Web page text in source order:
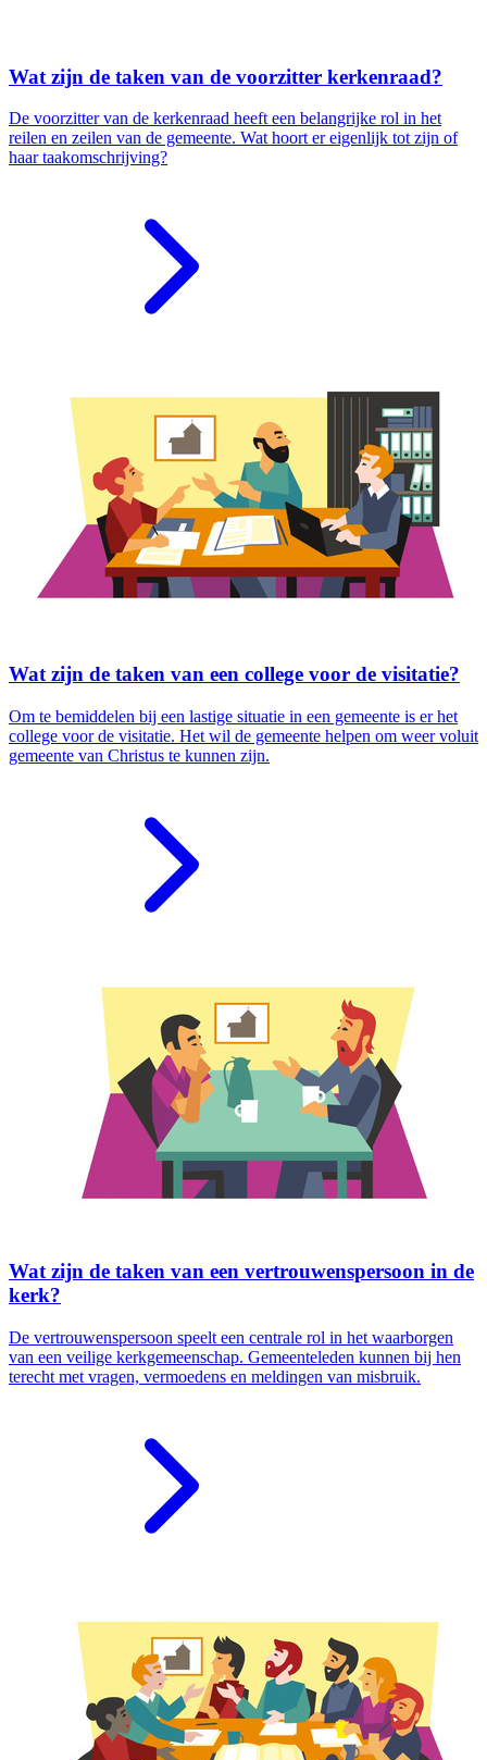
Wat zijn de taken van de voorzitter kerkenraad?
De voorzitter van de kerkenraad heeft een belangrijke rol in het
reilen en zeilen van de gemeente. Wat hoort er eigenlijk tot zijn of
haar taakomschrijving?
Wat zijn de taken van een college voor de visitatie?
Om te bemiddelen bij een lastige situatie in een gemeente is er het
college voor de visitatie. Het wil de gemeente helpen om weer voluit
gemeente van Christus te kunnen zijn.
Wat zijn de taken van een vertrouwenspersoon in de
kerk?
De vertrouwenspersoon speelt een centrale rol in het waarborgen
van een veilige kerkgemeenschap. Gemeenteleden kunnen bij hen
terecht met vragen, vermoedens en meldingen van misbruik.